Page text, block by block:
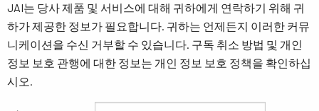
JAI는 당사 제품 및 서비스에 대해 귀하에게 연락하기 위해 귀
하가 제공한 정보가 필요합니다. 귀하는 언제든지 이러한 커뮤
니케이션을 수신 거부할 수 있습니다. 구독 취소 방법 및 개인
정보 보호 관행에 대한 정보는 개인 정보 보호 정책을 확인하십
시오.